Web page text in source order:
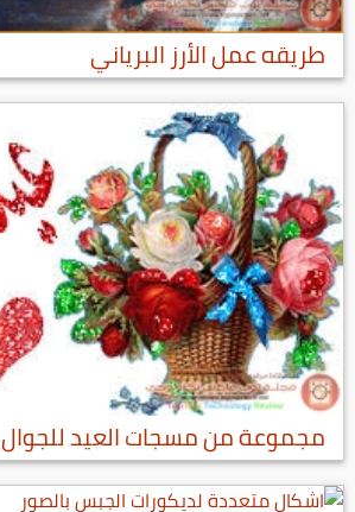
طريقه عمل الأرز البرياني
مجموعة من مسجات العيد للجوال 2014